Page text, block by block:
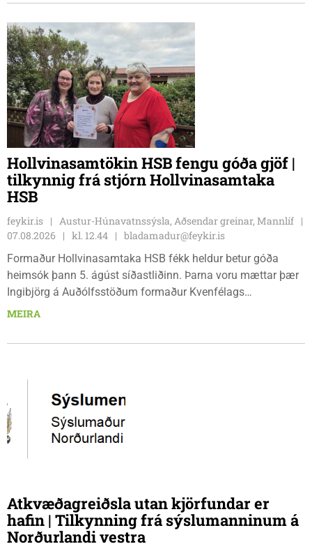
Hollvinasamtökin HSB fengu góða gjöf |
tilkynnig frá stjórn Hollvinasamtaka
HSB
feykir.is
Austur-Húnavatnssýsla, Aðsendar greinar, Mannlíf
07.08.2026
kl. 12.44
bladamadur@feykir.is
Formaður Hollvinasamtaka HSB fékk heldur betur góða
heimsók þann 5. ágúst síðastliðinn. Þarna voru mættar þær
Ingibjörg á Auðólfsstöðum formaður Kvenfélags
Bólstaðarhlíðarhrepps og Guðrún á Auðkúlu formaður
gjafabréf að upphæð kr: 737.800 upp í kaup á
MEIRA
Atkvæðagreiðsla utan kjörfundar er
hafin | Tilkynning frá sýslumanninum á
Norðurlandi vestra